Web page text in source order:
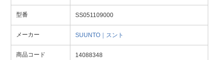
型番 SS051109000
メーカー SUUNTO｜スント
商品コード 14088348